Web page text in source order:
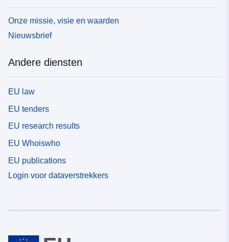
Onze missie, visie en waarden
Nieuwsbrief
Andere diensten
EU law
EU tenders
EU research results
EU Whoiswho
EU publications
Login voor dataverstrekkers